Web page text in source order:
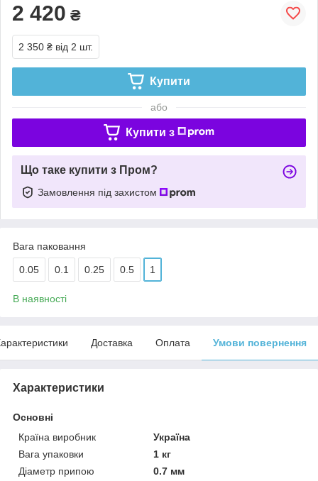
2 420 ₴
2 350 ₴ від 2 шт.
Купити
або
Купити з
Що таке купити з Пром?
Замовлення під захистом
Вага паковання
0.05 0.1 0.25 0.5 1
В наявності
Доставка Оплата Умови повернення
Характеристики
Основні
Країна виробник
Україна
Вага упаковки
1 кг
Діаметр припою
0.7 мм